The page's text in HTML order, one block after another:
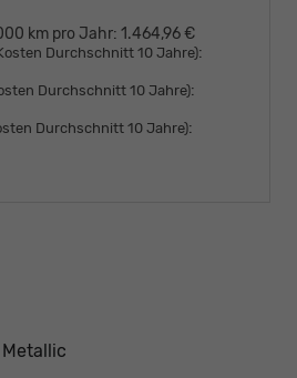
km pro Jahr: 1.464,96 €
Durchschnitt 10 Jahre):
Durchschnitt 10 Jahre):
Durchschnitt 10 Jahre):
Metallic